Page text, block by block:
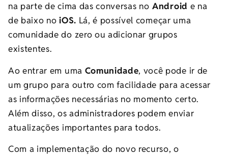
na parte de cima das conversas no Android e na
de baixo noiOS. Lá, é possível começar uma
comunidade do zero ou adicionar grupos
existentes.
Ao entrar em uma Comunidade, você pode ir de
um grupo para outro com facilidade para acessar
as informações necessárias no momento certo.
Além disso, os administradores podem enviar
atualizações importantes para todos.
Com a implementação do novo recurso, o